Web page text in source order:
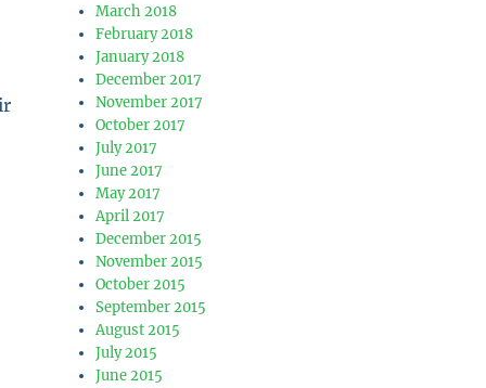
March 2018
February 2018
January 2018
December 2017
November 2017
October 2017
July 2017
June 2017
May 2017
April 2017
December 2015
November 2015
October 2015
September 2015
August 2015
July 2015
June 2015